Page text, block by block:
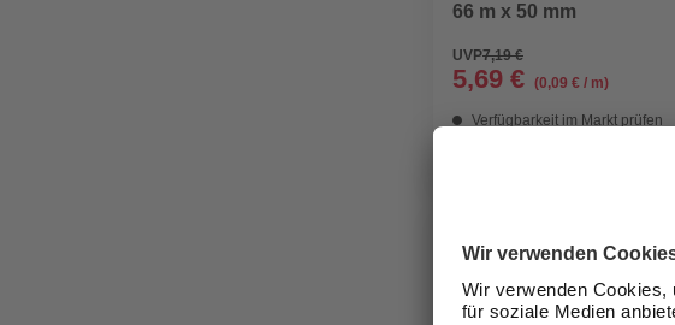
66 m x 50 mm
UVP7,19 €
5,69 € (0,09 € / m)
Verfügbarkeit im Markt prüfen